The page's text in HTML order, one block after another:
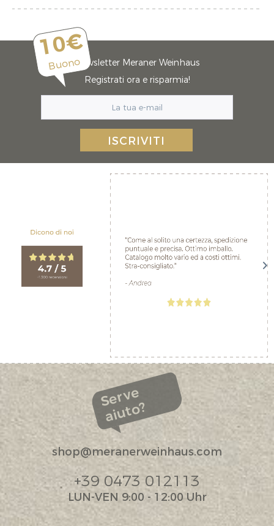
10€
BuonoNewsletter Meraner Weinhaus
Registrati ora e risparmia!
ISCRIVITI
Serve
aiuto?
shop@meranerweinhaus.com
+39 0473 012113
LUN-VEN 9:00 - 12:00 Uhr